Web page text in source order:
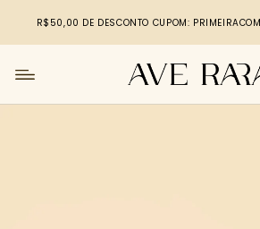
R$50,00 DE DESCONTO CUPOM: